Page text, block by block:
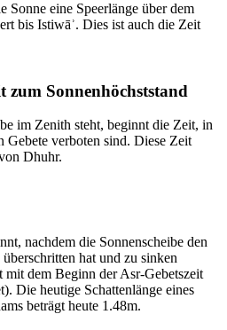
Sonne eine Speerlänge über dem
bis Istiwāʾ. Dies ist auch die Zeit
zum Sonnenhöchststand
im Zenith steht, beginnt die Zeit, in
verboten sind. Diese Zeit
Dhuhr.
nachdem die Sonnenscheibe den
hat und zu sinken
mit dem Beginn der Asr-Gebetszeit
Die heutige Schattenlänge eines
beträgt heute 1.48m.